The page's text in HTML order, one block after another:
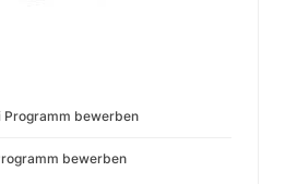
Programm bewerben
bewerben